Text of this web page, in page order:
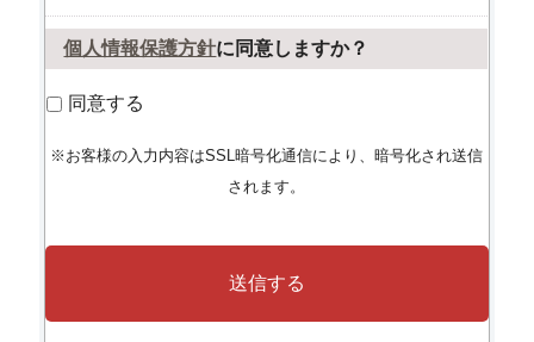
個人情報保護方針に同意しますか？
同意する
※お客様の入力内容はSSL暗号化通信により、暗号化され送信
されます。